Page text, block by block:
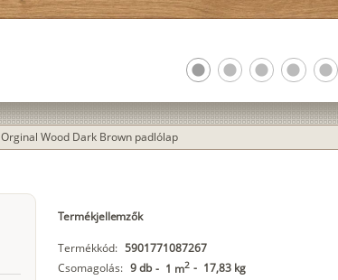
lens
lens lens lens lens
Orginal Wood Dark Brown padlólap
Termékjellemzők
Termékkód: 5901771087267
Csomagolás: 9 db - 1 m2 - 17,83 kg